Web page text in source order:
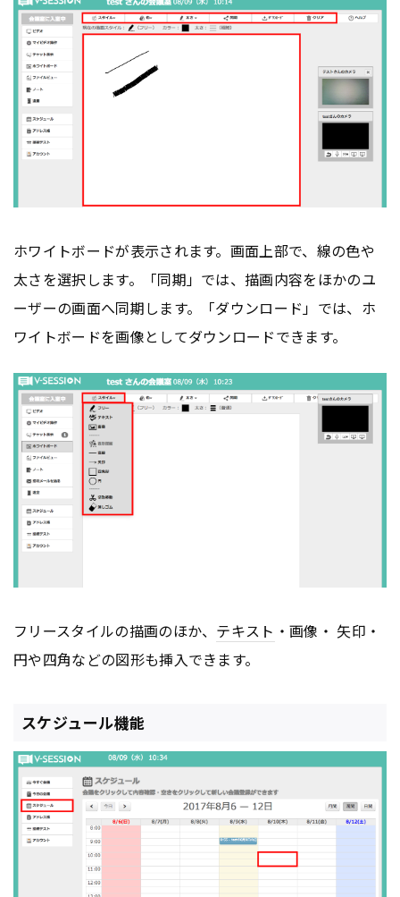
ホワイトボードが表示されます。画面上部で、線の色や
太さを選択します。「同期」では、描画内容をほかのユ
ーザーの画面へ同期します。「ダウンロード」では、ホ
ワイトボードを画像としてダウンロードできます。
フリースタイルの描画のほか、 テキスト ・画像・ 矢印・
円や四角などの図形も挿入できます。
スケジュール機能